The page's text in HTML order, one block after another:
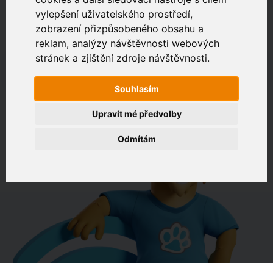
vylepšení uživatelského prostředí,
zobrazení přizpůsobeného obsahu a
reklam, analýzy návštěvnosti webových
stránek a zjištění zdroje návštěvnosti.
Souhlasím
Odmítám
Upravit mé předvolby
Zákaznický portál
Jak rychlé je připojení na vaší adrese?